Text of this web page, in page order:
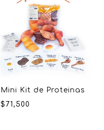
Mini Kit de Proteinas
$ 71,500